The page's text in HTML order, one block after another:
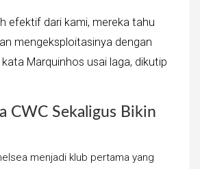
efektif dari kami, mereka tahu
mengeksploitasinya dengan
kata Marquinhos usai laga, dikutip
CWC Sekaligus Bikin
menjadi klub pertama yang